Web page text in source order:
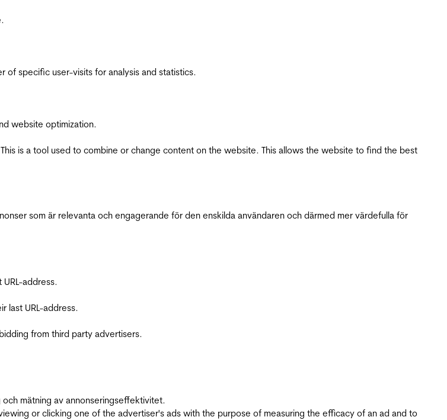
of specific user-visits for analysis and statistics.
website optimization.
is a tool used to combine or change content on the website. This allows the website to find the best
som är relevanta och engagerande för den enskilda användaren och därmed mer värdefulla för
address.
last URL-address.
from third party advertisers.
mätning av annonseringseffektivitet.
or clicking one of the advertiser's ads with the purpose of measuring the efficacy of an ad and to